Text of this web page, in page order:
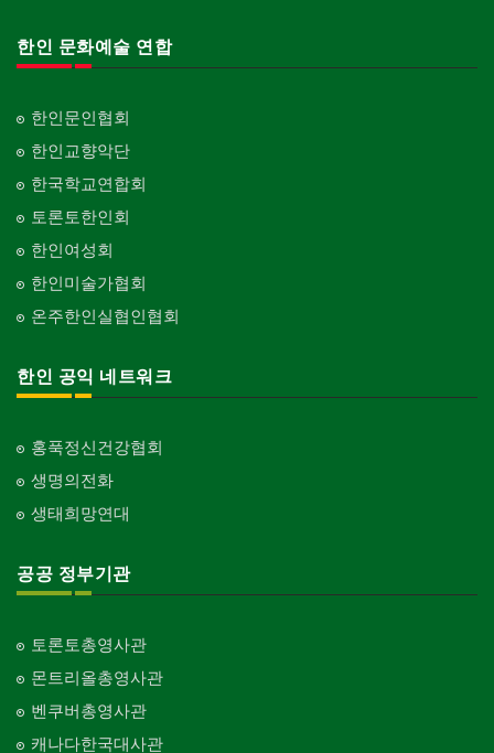
한인 문화예술 연합
한인문인협회
한인교향악단
한국학교연합회
토론토한인회
한인여성회
한인미술가협회
온주한인실협인협회
한인 공익 네트워크
홍푹정신건강협회
생명의전화
생태희망연대
공공 정부기관
토론토총영사관
몬트리올총영사관
벤쿠버총영사관
캐나다한국대사관